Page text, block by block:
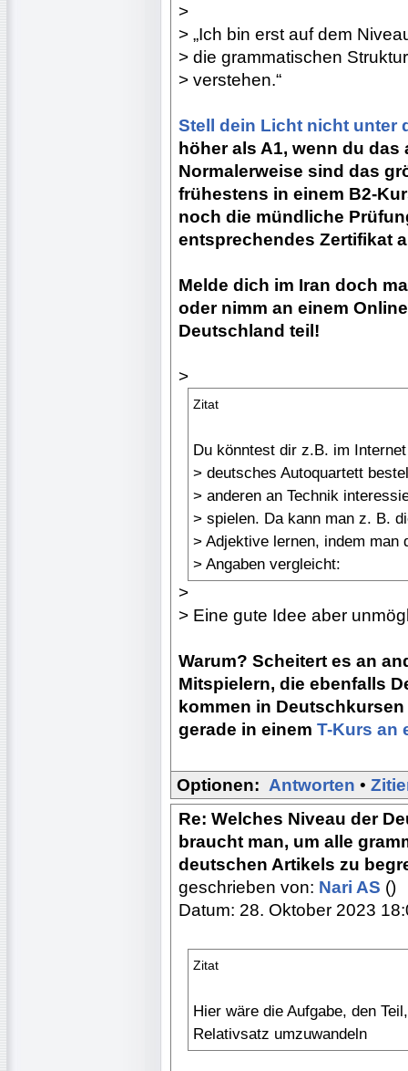
>
> „Ich bin erst auf dem
> die grammatischen
> verstehen.“
Stell dein Licht nicht unter
höher als A1, wenn du
Normalerweise sind das
frühestens in einem B2-
noch die mündliche
entsprechendes Zertifikat
Melde dich im Iran doch
oder nimm an einem
Deutschland teil!
>
Zitat
Du könntest dir z.B. im
> deutsches Autoquartett
> anderen an Technik
> spielen. Da kann man z. B.
> Adjektive lernen, indem man
> Angaben vergleicht:
>
> Eine gute Idee aber
Warum? Scheitert es an
Mitspielern, die ebenfalls
kommen in
gerade in einem T-Kurs an
Optionen: Antworten •
Re: Welches Niveau der
braucht man, um alle
deutschen Artikels zu
geschrieben von: Nari AS ()
Datum: 28. Oktober 2023
Zitat
Hier wäre die Aufgabe, den
Relativsatz umzuwandeln